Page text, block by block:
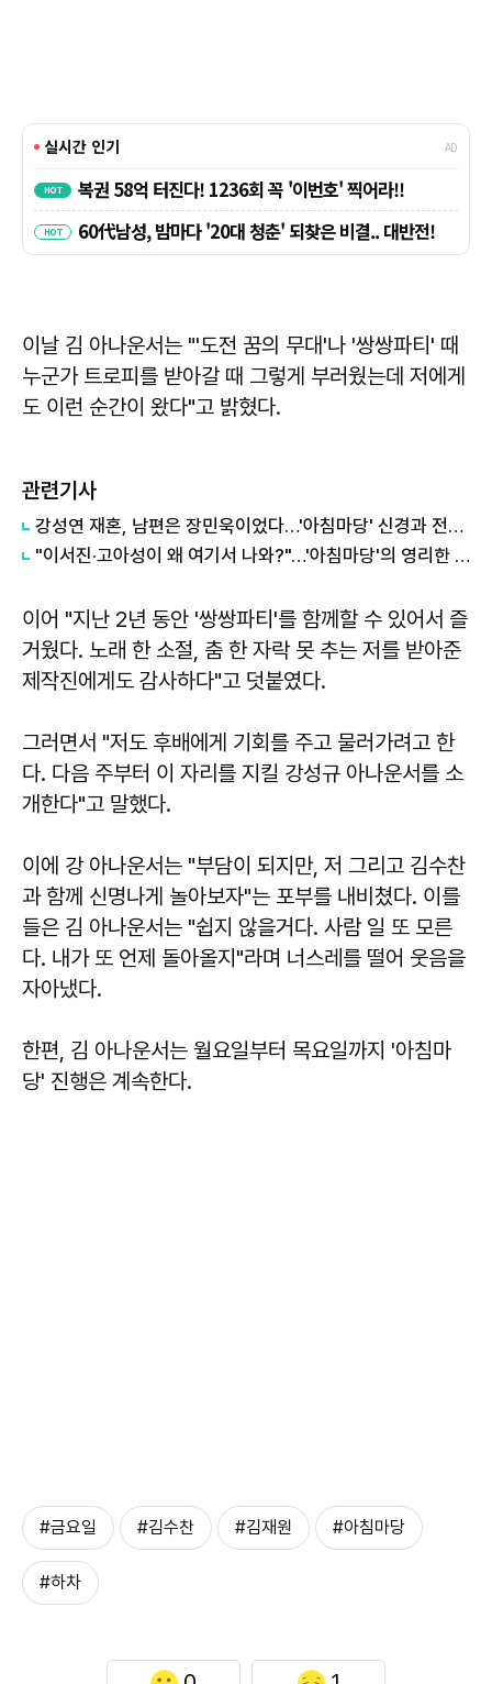
이날 김 아나운서는 "'도전 꿈의 무대'나 '쌍쌍파티' 때
누군가 트로피를 받아갈 때 그렇게 부러웠는데 저에게
도 이런 순간이 왔다"고 밝혔다.
관련기사
강성연 재혼, 남편은 장민욱이었다…'아침마당' 신경과 전문의
"이서진·고아성이 왜 여기서 나와?"…'아침마당'의 영리한 변신
이어 "지난 2년 동안 '쌍쌍파티'를 함께할 수 있어서 즐
거웠다. 노래 한 소절, 춤 한 자락 못 추는 저를 받아준
제작진에게도 감사하다"고 덧붙였다.
그러면서 "저도 후배에게 기회를 주고 물러가려고 한
다. 다음 주부터 이 자리를 지킬 강성규 아나운서를 소
개한다"고 말했다.
이에 강 아나운서는 "부담이 되지만, 저 그리고 김수찬
과 함께 신명나게 놀아보자"는 포부를 내비쳤다. 이를
들은 김 아나운서는 "쉽지 않을거다. 사람 일 또 모른
다. 내가 또 언제 돌아올지"라며 너스레를 떨어 웃음을
자아냈다.
한편, 김 아나운서는 월요일부터 목요일까지 '아침마
당' 진행은 계속한다.
#금요일 #김수찬 #김재원 #아침마당
#하차